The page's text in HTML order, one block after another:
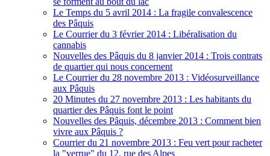
Le Temps du 5 avril 2014 : La fragile convalescence
des Pâquis
Le Courrier du 3 février 2014 : Libéralisation du
cannabis
Nouvelles des Pâquis du 8 janvier 2014 : Trois contrats
de quartier qui nous concernent
Le Courrier du 28 novembre 2013 : Vidéosurveillance
aux Pâquis
20 Minutes du 27 novembre 2013 : Les habitants du
quartier des Pâquis font le point
Nouvelles des Pâquis, décembre 2013 : Comment bien
vivre aux Pâquis ?
Courrier du 21 novembre 2013 : Feu vert pour racheter
la "verrue" du 12, rue des Alpes